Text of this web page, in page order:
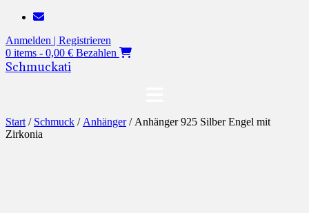
Zum
springen
Anmelden | Registrieren
0 items - 0,00 € Bezahlen
Schmuckati
Start / Schmuck / Anhänger/ Anhänger 925 Silber Engel mit
Zirkonia